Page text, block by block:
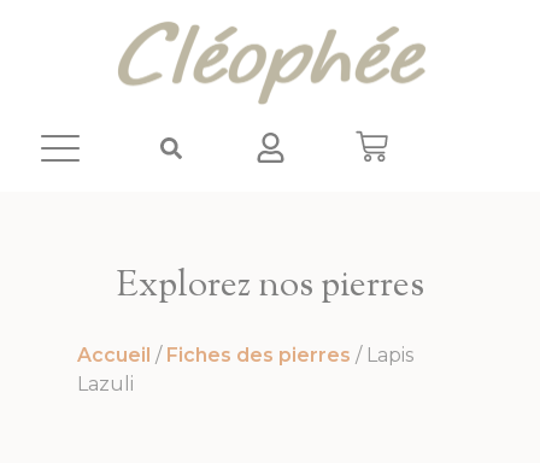
Explorez nos pierres
Accueil / Fiches des pierres / Lapis
Lazuli